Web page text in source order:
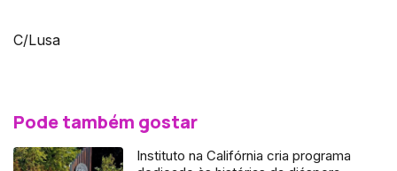
C/Lusa
Pode também gostar
Instituto na Califórnia cria programa